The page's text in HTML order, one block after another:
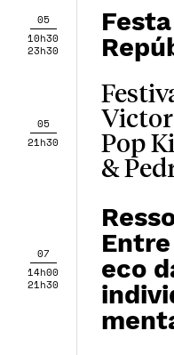
05
10h30
23h30
05
21h30
Pop
&
07
14h00
21h30
eco